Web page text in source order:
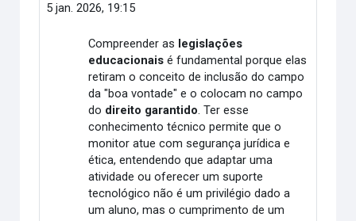
5 jan. 2026, 19:15
Compreender as legislações
educacionais é fundamental porque elas
retiram o conceito de inclusão do campo
da "boa vontade" e o colocam no campo
do direito garantido. Ter esse
conhecimento técnico permite que o
monitor atue com segurança jurídica e
ética, entendendo que adaptar uma
atividade ou oferecer um suporte
tecnológico não é um privilégio dado a
um aluno, mas o cumprimento de um